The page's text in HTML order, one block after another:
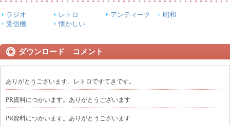
ラジオ レトロ アンティーク
昭和
受信機
懐かしい
ダウンロード コメント
ありがとうございます。レトロですてきです。
PR資料につかいます。ありがとうございます
PR資料につかいます。ありがとうございます